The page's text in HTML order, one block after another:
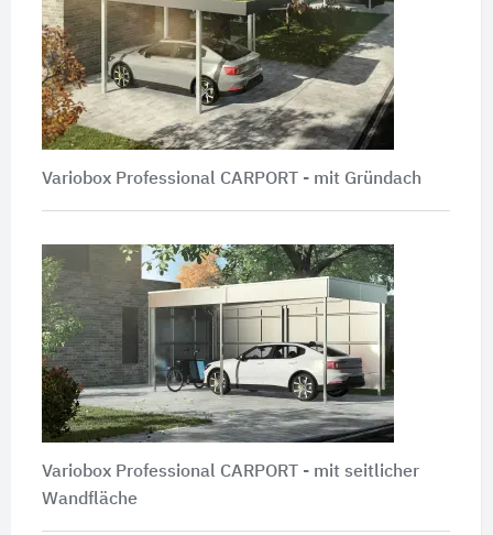
Variobox Professional CARPORT - mit Gründach
Variobox Professional CARPORT - mit seitlicher
Wandfläche